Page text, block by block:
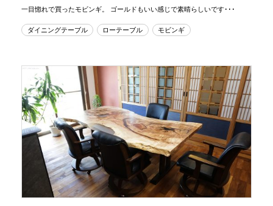
一目惚れで買ったモビンギ。 ゴールドもいい感じで素晴らしいです･･･
ダイニングテーブル ローテーブル モビンギ